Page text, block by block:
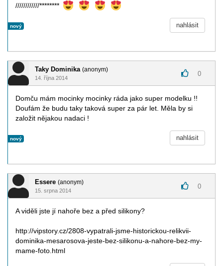
////////////********
nový nahlásit
Taky Dominika (anonym)
14. října 2014
0
Domču mám mocinky mocinky ráda jako super modelku !!
Doufám že budu taky taková super za pár let. Měla by si
založit nějakou nadaci !
nový nahlásit
Essere (anonym)
15. srpna 2014
0
A viděli jste jí nahoře bez a před silikony?
http://vipstory.cz/2808-vypatrali-jsme-historickou-relikvii-
dominika-mesarosova-jeste-bez-silikonu-a-nahore-bez-my-
mame-foto.html